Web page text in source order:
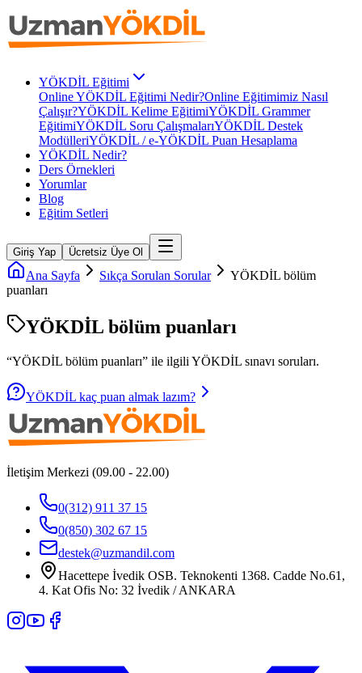
YÖKDİL Eğitimi
Online YÖKDİL Eğitimi Nedir?Online Eğitimimiz Nasıl
Çalışır?YÖKDİL Kelime EğitimiYÖKDİL Grammer
EğitimiYÖKDİL Soru ÇalışmalarıYÖKDİL Destek
ModülleriYÖKDİL / e-YÖKDİL Puan Hesaplama
YÖKDİL Nedir?
Ders Örnekleri
Yorumlar
Blog
Eğitim Setleri
Giriş Yap Ücretsiz Üye Ol
Ana Sayfa Sıkça Sorulan Sorular
YÖKDİL bölüm
puanları
YÖKDİL bölüm puanları
“YÖKDİL bölüm puanları” ile ilgili YÖKDİL sınavı soruları.
YÖKDİL kaç puan almak lazım?
İletişim Merkezi (09.00 - 22.00)
0(312) 911 37 15
0(850) 302 67 15
destek@uzmandil.com
Hacettepe İvedik OSB. Teknokenti 1368. Cadde No.61,
4. Kat Ofis No: 32 İvedik / ANKARA